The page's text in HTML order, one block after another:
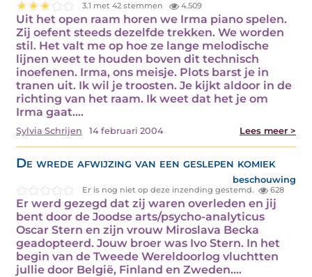
3.1 met 42 stemmen 4.509
Uit het open raam horen we Irma piano spelen.
Zij oefent steeds dezelfde trekken. We worden
stil. Het valt me op hoe ze lange melodische
lijnen weet te houden boven dit technisch
inoefenen. Irma, ons meisje. Plots barst je in
tranen uit. Ik wil je troosten. Je kijkt aldoor in de
richting van het raam. Ik weet dat het je om
Irma gaat.…
Sylvia Schrijen 14 februari 2004 Lees meer >
De wrede afwijzing van een geslepen komiek
beschouwing
Er is nog niet op deze inzending gestemd. 628
Er werd gezegd dat zij waren overleden en jij
bent door de Joodse arts/psycho-analyticus
Oscar Stern en zijn vrouw Miroslava Becka
geadopteerd. Jouw broer was Ivo Stern. In het
begin van de Tweede Wereldoorlog vluchtten
jullie door België, Finland en Zweden.…